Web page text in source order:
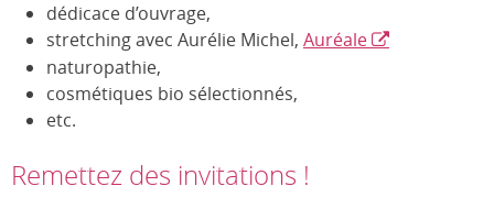
dédicace d’ouvrage,
stretching avec Aurélie Michel, Auréale
naturopathie,
cosmétiques bio sélectionnés,
etc.
Remettez des invitations !